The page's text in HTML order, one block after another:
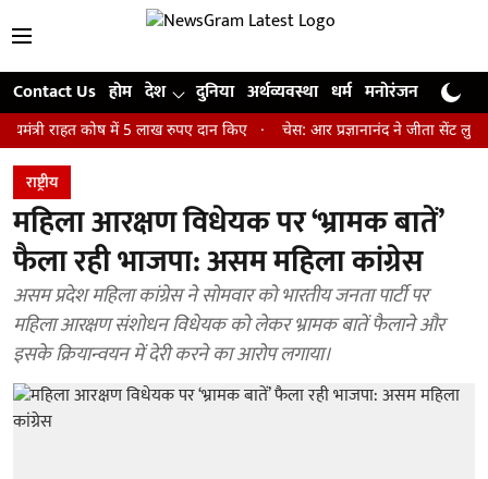
Contact Us होम देश दुनिया अर्थव्यवस्था धर्म मनोरंजन खेल
कोष में 5 लाख रुपए दान किए चेस: आर प्रज्ञानानंद ने जीता सेंट लुइस रैपिड
राष्ट्रीय
महिला आरक्षण विधेयक पर ‘भ्रामक बातें’
फैला रही भाजपा: असम महिला कांग्रेस
असम प्रदेश महिला कांग्रेस ने सोमवार को भारतीय जनता पार्टी पर
महिला आरक्षण संशोधन विधेयक को लेकर भ्रामक बातें फैलाने और
इसके क्रियान्वयन में देरी करने का आरोप लगाया।